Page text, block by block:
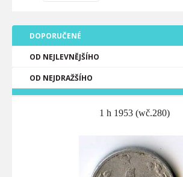
DOPORUČENÉ
OD NEJLEVNĚJŠÍHO
OD NEJDRAŽŠÍHO
1 h 1953 (wč.280)